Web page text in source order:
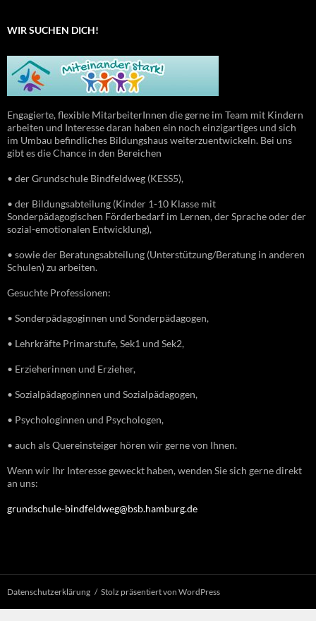
WIR SUCHEN DICH!
Engagierte, flexible MitarbeiterInnen die gerne im Team mit Kindern
arbeiten und Interesse daran haben ein noch einzigartiges und sich
im Umbau befindliches Bildungshaus weiterzuentwickeln. Bei uns
gibt es die Chance in den Bereichen
• der Grundschule Bindfeldweg (KESS5),
• der Bildungsabteilung (Kinder 1-10 Klasse mit
Sonderpädagogischen Förderbedarf im Lernen, der Sprache oder der
sozial-emotionalen Entwicklung),
• sowie der Beratungsabteilung (Unterstützung/Beratung in anderen
Schulen) zu arbeiten.
Gesuchte Professionen:
• Sonderpädagoginnen und Sonderpädagogen,
• Lehrkräfte Primarstufe, Sek1 und Sek2,
• Erzieherinnen und Erzieher,
• Sozialpädagoginnen und Sozialpädagogen,
• Psychologinnen und Psychologen,
• auch als Quereinsteiger hören wir gerne von Ihnen.
Wenn wir Ihr Interesse geweckt haben, wenden Sie sich gerne direkt
an uns:
grundschule-bindfeldweg@bsb.hamburg.de
Datenschutzerklärung Stolz präsentiert von WordPress